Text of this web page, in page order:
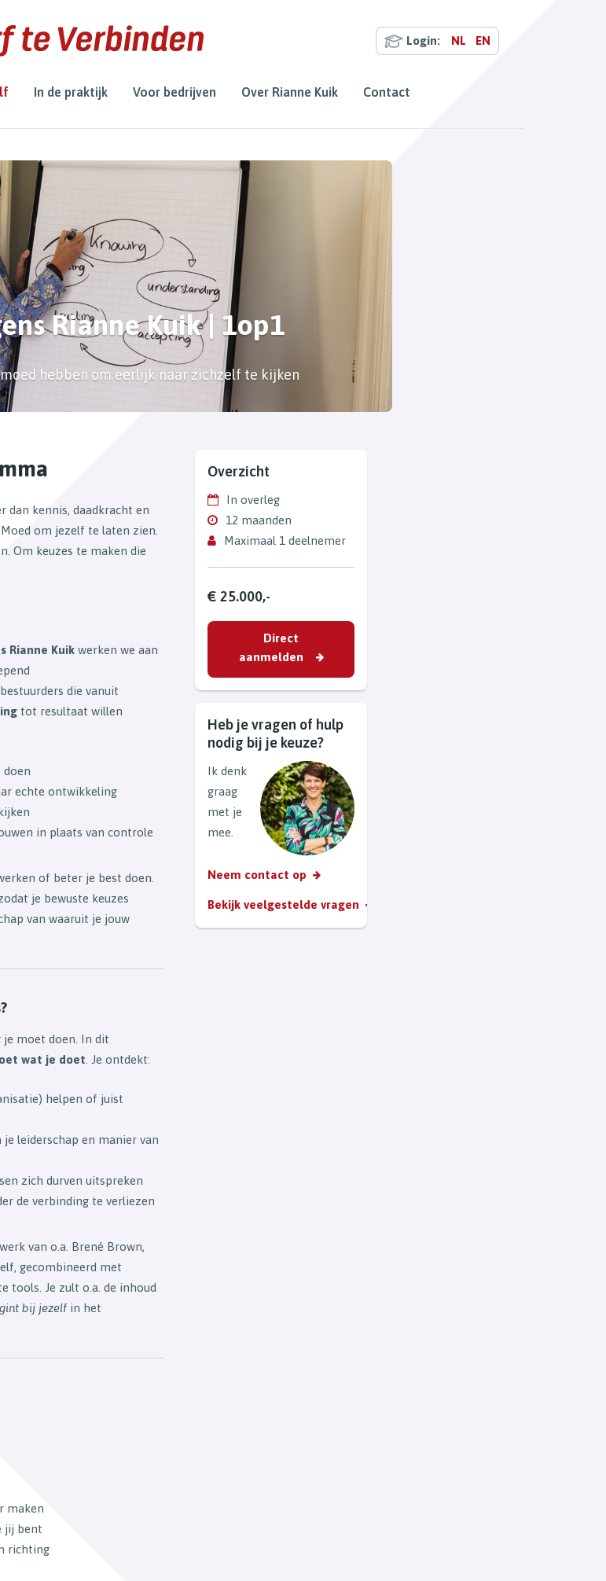
Login: NL EN
In de praktijk Voor bedrijven Over Rianne Kuik Contact
Rianne Kuik | 1op1
hebben om eerlijk naar zichzelf te kijken
dan kennis, daadkracht en
. Moed om jezelf te laten zien.
Om keuzes te maken die
Rianne Kuik werken we aan
die vanuit
tot resultaat willen
echte ontwikkeling
in plaats van controle
of beter je best doen.
je bewuste keuzes
van waaruit je jouw
je moet doen. In dit
wat je doet . Je ontdekt:
helpen of juist
leiderschap en manier van
zich durven uitspreken
de verbinding te verliezen
van o.a. Brené Brown,
gecombineerd met
tools. Je zult o.a. de inhoud
bij jezelfin het
maken
jij bent
richting
Overzicht
In overleg
12 maanden
Maximaal 1 deelnemer
€ 25.000,-
Direct
aanmelden
Heb je vragen of hulp
nodig bij je keuze?
Ik denk
graag
met je
mee.
Neem contact op
Bekijk veelgestelde vragen